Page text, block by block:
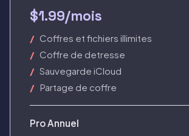
$1.99/mois
Coffres et fichiers illimites
Coffre de detresse
Sauvegarde iCloud
Partage de coffre
Pro Annuel